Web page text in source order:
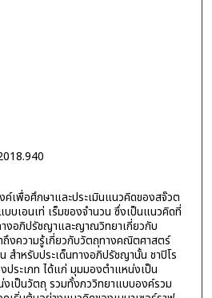
เพื่อศึกษาและประเมินแนวคิดของสจ๊วต
บบเอนเท่ เร็มของจำนวน ซึ่งเป็นแนวคิดที่
อภิปรัชญาและญาณวิทยาเกี่ยวกับ
ถึงความรู้เกี่ยวกับวัตถุทางคณิตศาสตร์
สำหรับประเด็นทางอภิปรัชญานั้น ชาปิโร
ระเภท ได้แก่ มุมมองตำแหน่งเป็น
เป็นวัตถุ รวมทั้งภววิทยาแบบองค์รวม